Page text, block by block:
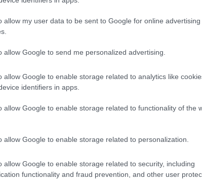
allow my user data to be sent to Google for online advertising
allow Google to send me personalized advertising.
allow Google to enable storage related to analytics like
identifiers in apps.
allow Google to enable storage related to functionality of the
allow Google to enable storage related to personalization.
allow Google to enable storage related to security, including
functionality and fraud prevention, and other user
kazensko odgovoren za javno spodbujanje sovraštva, nasilja ali
vsebinami bodo odstranjeni. Pravila komentiranja →